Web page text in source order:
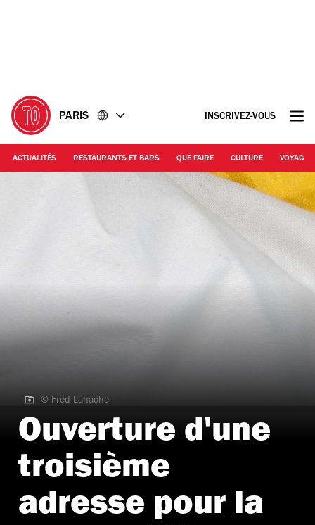
PARIS INSCRIVEZ-VOUS
ACTUALITÉS RESTAURANTS ET BARS QUE FAIRE CULTURE VOYAGE
© Fred Lahache
© Fred Lahache
Ouverture d'une
troisième
adresse pour la